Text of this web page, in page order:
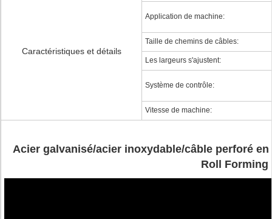
Caractéristiques et détails
Application de machine:
Taille de chemins de câbles:
Les largeurs s'ajustent:
Système de contrôle:
Vitesse de machine:
Acier galvanisé/acier inoxydable/câble perforé
Roll